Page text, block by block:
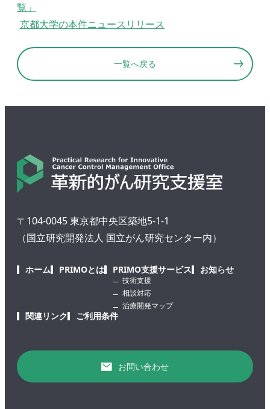
覧」
京都大学の本件ニュースリリース
一覧へ戻る
〒104-0045 東京都中央区築地5-1-1
（国立研究開発法人 国立がん研究センター内）
ホーム PRIMOとは PRIMO支援サービス
技術支援
相談対応
治療開発マップ
お知らせ
関連リンク ご利用条件
お問い合わせ